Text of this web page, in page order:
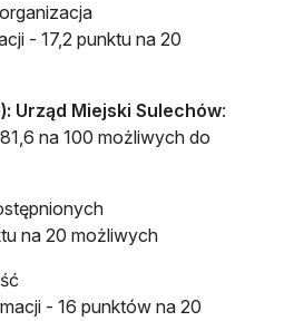
- 17,2 punktu na 20
Urząd Miejski Sulechów:
na 100 możliwych do
na 20 możliwych
- 16 punktów na 20